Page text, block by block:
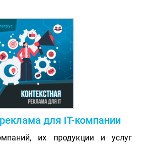
для IT-компании
их продукции и услуг